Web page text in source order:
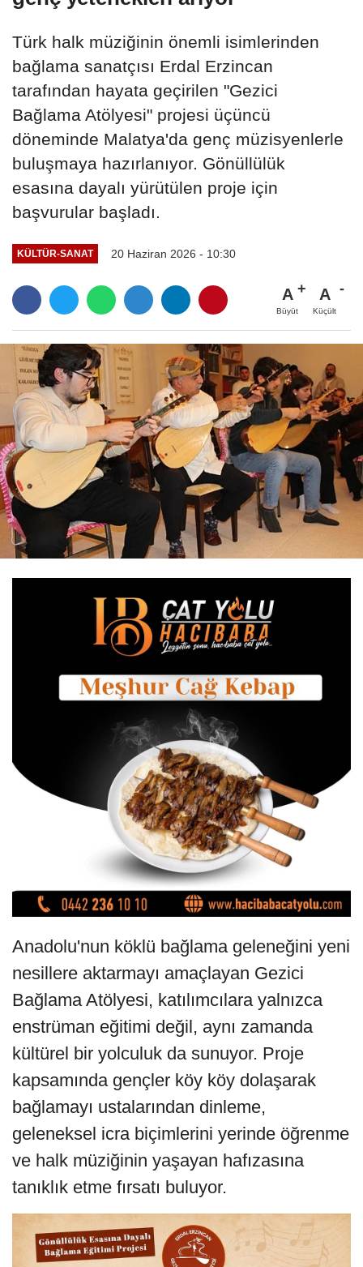
Türk halk müziğinin önemli isimlerinden
bağlama sanatçısı Erdal Erzincan
tarafından hayata geçirilen "Gezici
Bağlama Atölyesi" projesi üçüncü
döneminde Malatya'da genç müzisyenlerle
buluşmaya hazırlanıyor. Gönüllülük
esasına dayalı yürütülen proje için
başvurular başladı.
KÜLTÜR-SANAT 20 Haziran 2026 - 10:30
A
Büyüt
A
Küçült
Anadolu'nun köklü bağlama geleneğini yeni
nesillere aktarmayı amaçlayan Gezici
Bağlama Atölyesi, katılımcılara yalnızca
enstrüman eğitimi değil, aynı zamanda
kültürel bir yolculuk da sunuyor. Proje
kapsamında gençler köy köy dolaşarak
bağlamayı ustalarından dinleme,
geleneksel icra biçimlerini yerinde öğrenme
ve halk müziğinin yaşayan hafızasına
tanıklık etme fırsatı buluyor.